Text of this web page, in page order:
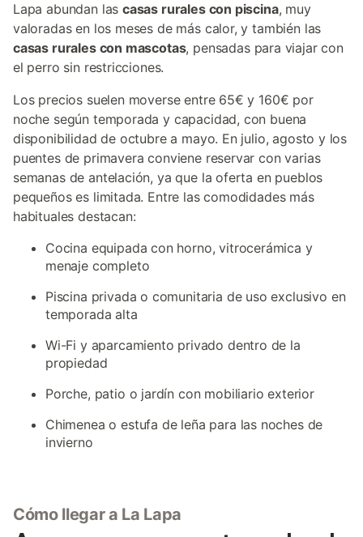
Lapa abundan lascasas rurales con piscina, muy
valoradas en los meses de más calor, y también las
casas rurales con mascotas, pensadas para viajar con
el perro sin restricciones.
Los precios suelen moverse entre 65€ y 160€ por
noche según temporada y capacidad, con buena
disponibilidad de octubre a mayo. En julio, agosto y los
puentes de primavera conviene reservar con varias
semanas de antelación, ya que la oferta en pueblos
pequeños es limitada. Entre las comodidades más
habituales destacan:
Cocina equipada con horno, vitrocerámica y
menaje completo
Piscina privada o comunitaria de uso exclusivo en
temporada alta
Wi-Fi y aparcamiento privado dentro de la
propiedad
Porche, patio o jardín con mobiliario exterior
Chimenea o estufa de leña para las noches de
invierno
Cómo llegar a La Lapa